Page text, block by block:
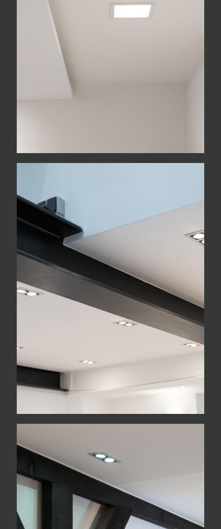
OVER MUNNEKE STUKADOORS